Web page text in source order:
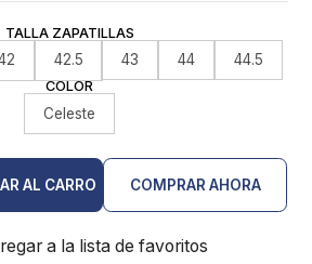
TALLA ZAPATILLAS
42.5 43 44 44.5
COLOR
Celeste
AL CARRO COMPRAR AHORA
a la lista de favoritos